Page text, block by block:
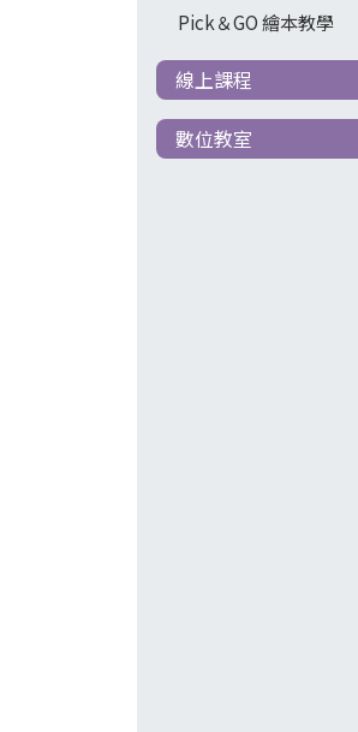
Pick＆GO 繪本教學
線上課程
數位教室